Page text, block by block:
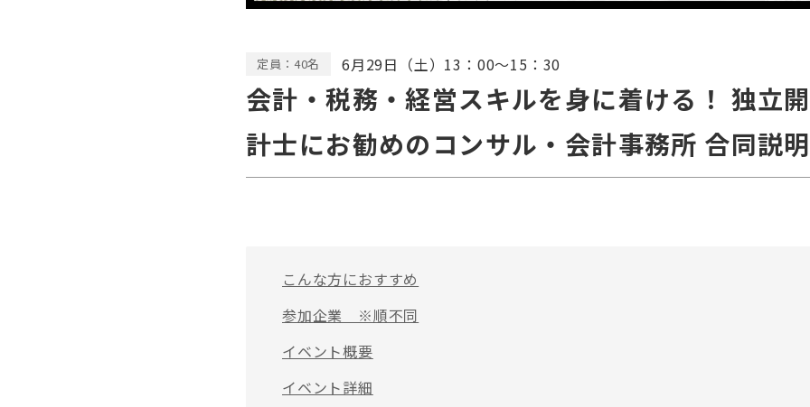
定員：40名 6月29日（土）13：00〜15：30
会計・税務・経営スキルを身に着ける！ 独立
計士にお勧めのコンサル・会計事務所 合同説
こんな方におすすめ
参加企業 ※順不同
イベント概要
イベント詳細